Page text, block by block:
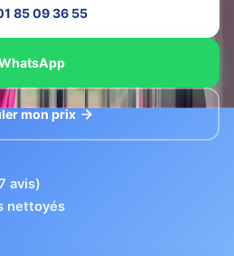
85 09 36 55
mon prix
avis)
nettoyés